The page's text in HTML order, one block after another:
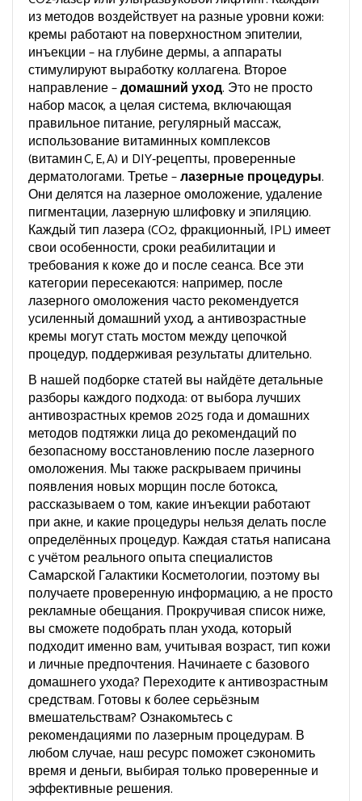
из методов воздействует на разные уровни кожи:
кремы работают на поверхностном эпителии,
инъекции – на глубине дермы, а аппараты
стимулируют выработку коллагена. Второе
направление –домашний уход. Это не просто
набор масок, а целая система, включающая
правильное питание, регулярный массаж,
использование витаминных комплексов
(витамин C, E, A) и DIY‑рецепты, проверенные
дерматологами. Третье –лазерные процедуры.
Они делятся на лазерное омоложение, удаление
пигментации, лазерную шлифовку и эпиляцию.
Каждый тип лазера (CO2, фракционный, IPL) имеет
свои особенности, сроки реабилитации и
требования к коже до и после сеанса. Все эти
категории пересекаются: например, после
лазерного омоложения часто рекомендуется
усиленный домашний уход, а антивозрастные
кремы могут стать мостом между цепочкой
процедур, поддерживая результаты длительно.
В нашей подборке статей вы найдёте детальные
разборы каждого подхода: от выбора лучших
антивозрастных кремов 2025 года и домашних
методов подтяжки лица до рекомендаций по
безопасному восстановлению после лазерного
омоложения. Мы также раскрываем причины
появления новых морщин после ботокса,
рассказываем о том, какие инъекции работают
при акне, и какие процедуры нельзя делать после
определённых процедур. Каждая статья написана
с учётом реального опыта специалистов
Самарской Галактики Косметологии, поэтому вы
получаете проверенную информацию, а не просто
рекламные обещания. Прокручивая список ниже,
вы сможете подобрать план ухода, который
подходит именно вам, учитывая возраст, тип кожи
и личные предпочтения. Начинаете с базового
домашнего ухода? Переходите к антивозрастным
средствам. Готовы к более серьёзным
вмешательствам? Ознакомьтесь с
рекомендациями по лазерным процедурам. В
любом случае, наш ресурс поможет сэкономить
время и деньги, выбирая только проверенные и
эффективные решения.